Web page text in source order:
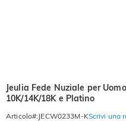
Jeulia Fede Nuziale per
10K/14K/18K e Platino
Articolo#: JECW0233M-KScrivi una